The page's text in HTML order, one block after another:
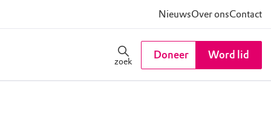
NieuwsOver onsContact
zoek
Doneer Word lid